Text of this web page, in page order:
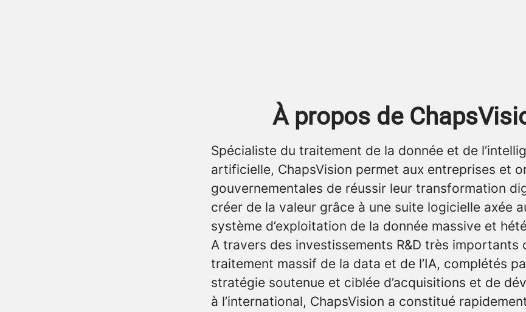
À propos de
Spécialiste du traitement de la donnée et de
artificielle, ChapsVision permet aux entreprises et
gouvernementales de réussir leur transformation
créer de la valeur grâce à une suite logicielle axée
système d’exploitation de la donnée massive et
A travers des investissements R&D très importants
traitement massif de la data et de l’IA, complétés
stratégie soutenue et ciblée d’acquisitions et de
à l’international, ChapsVision a constitué